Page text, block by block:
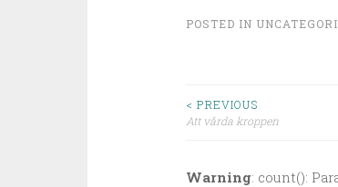
POSTED IN
< PREVIOUS
Att vårda kroppen
Warning: count():